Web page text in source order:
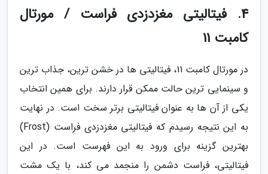
4. فیتالیتی مغزدزدی فراست / مورتال
کامبت 11
در مورتال کامبت 11، فیتالیتی ها در خشن ترین، جذاب ترین
و سینمایی ترین حالت ممکن قرار دارند. برای همین انتخاب
یکی از آن ها به عنوان فیتالیتی برتر سخت است. در نهایت
به این نتیجه رسیدم که فیتالیتی مغزدزدی فراست (Frost)
بهترین گزینه برای ورود به این فهرست است. در این
فیتالیتی، فراست دشمن را منجمد می کند، با یک مشت